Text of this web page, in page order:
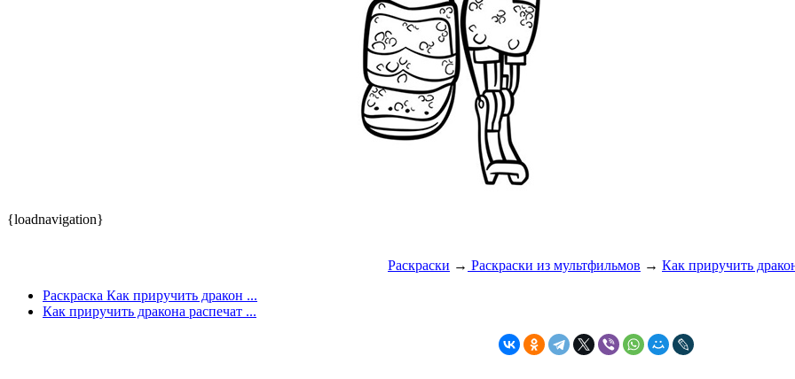
{loadnavigation}
Раскраски → Раскраски из мультфильмов → Как приручить
Раскраска Как приручить дракон ...
Как приручить дракона распечат ...